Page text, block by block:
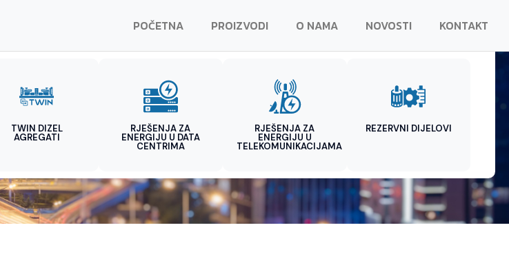
POČETNA PROIZVODI O NAMA NOVOSTI KONTAKT
TWIN DIZEL
AGREGATI
RJEŠENJA ZA
ENERGIJU U DATA
CENTRIMA
RJEŠENJA ZA
ENERGIJU U
TELEKOMUNIKACIJAMA
REZERVNI DIJELOVI